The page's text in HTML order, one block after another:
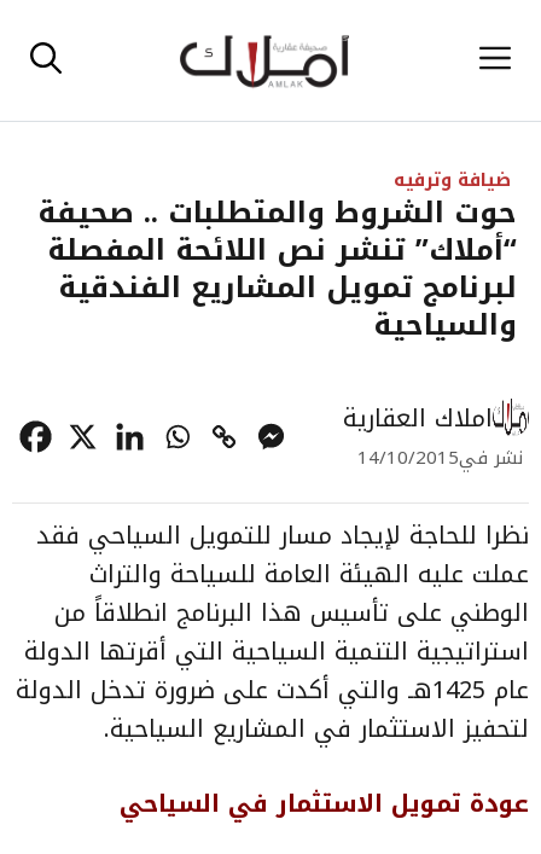
إلى القائمة
ضيافة وترفيه
حوت الشروط والمتطلبات .. صحيفة
“أملاك” تنشر نص اللائحة المفصلة
لبرنامج تمويل المشاريع الفندقية
والسياحية
املاك العقارية
نشر في14/10/2015
نظرا للحاجة لإيجاد مسار للتمويل السياحي فقد
عملت عليه الهيئة العامة للسياحة والتراث
الوطني على تأسيس هذا البرنامج انطلاقاً من
استراتيجية التنمية السياحية التي أقرتها الدولة
عام 1425هـ والتي أكدت على ضرورة تدخل الدولة
لتحفيز الاستثمار في المشاريع السياحية.
عودة تمويل الاستثمار في السياحي